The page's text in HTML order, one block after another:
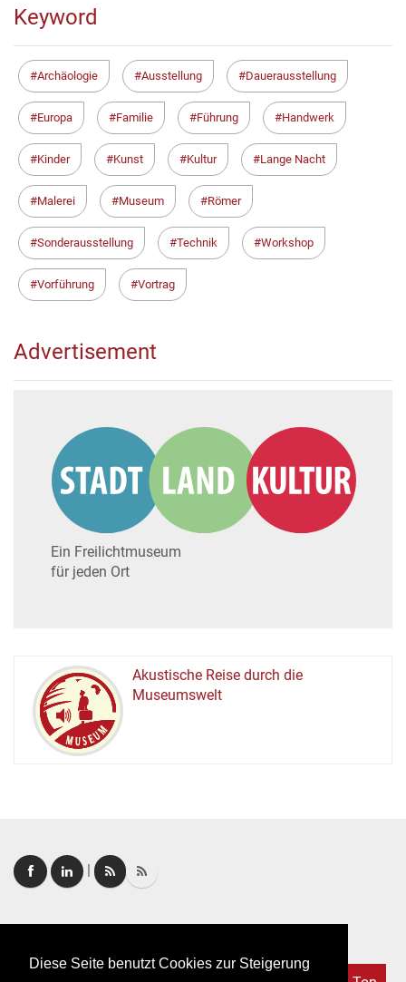
Diese Seite benutzt Cookies zur Steigerung
Keyword
Archäologie Ausstellung Dauerausstellung
Europa Familie Führung Handwerk
Kinder Kunst Kultur Lange Nacht
Malerei Museum Römer
Sonderausstellung Technik Workshop
Vorführung Vortrag
Advertisement
Ein Freilichtmuseum
für jeden Ort
MUSEUM
Akustische Reise durch die
Museumswelt